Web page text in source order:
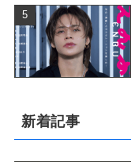
新着記事